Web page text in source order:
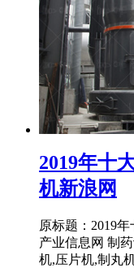
2019年十
机新浪网
原标题：2019
产业信息网 制
机,压片机,制丸